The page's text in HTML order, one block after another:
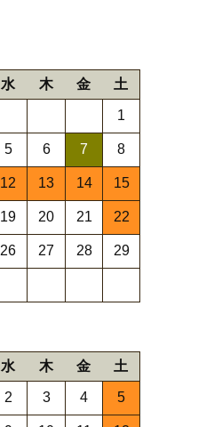
水 木 金 土
1
5 6 7 8
12 13 14 15
19 20 21 22
26 27 28 29
水 木 金 土
2 3 4 5